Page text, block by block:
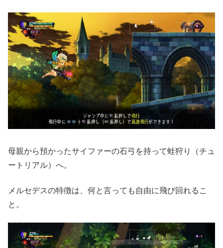
母親から預かったサイファーの石弓を持って蛙狩り（チュ
ートリアル）へ。
メルセデスの特徴は、何と言っても自由に飛び回れるこ
と。